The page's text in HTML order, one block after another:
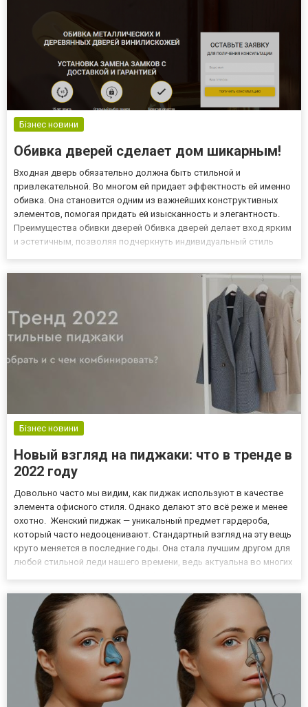
Бізнес новини
Обивка дверей сделает дом шикарным!
Входная дверь обязательно должна быть стильной и
привлекательной. Во многом ей придает эффектность ей именно
обивка. Она становится одним из важнейших конструктивных
элементов, помогая придать ей изысканность и элегантность.
Преимущества обивки дверей Обивка дверей делает вход ярким
и эстетичным, позволяя подчеркнуть индивидуальный стиль
Бізнес новини
Новый взгляд на пиджаки: что в тренде в
2022 году
Довольно часто мы видим, как пиджак используют в качестве
элемента офисного стиля. Однако делают это всё реже и менее
охотно. Женский пиджак — уникальный предмет гардероба,
который часто недооценивают. Стандартный взгляд на эту вещь
круто меняется в последние годы. Она стала лучшим другом для
любой стильной леди нашего времени, ведь актуальна во многих